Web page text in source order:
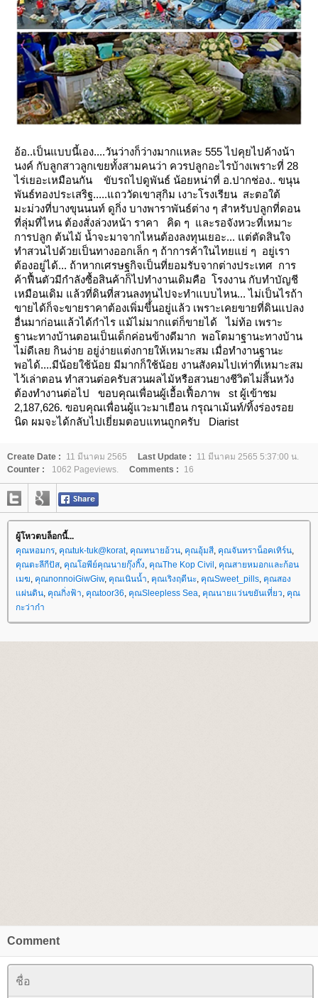
อ้อ..เป็นแบบนี้เอง....วันว่างก็ว่างมากแหละ 555 ไปคุยไปค้างน้า
นงค์ กับลูกสาวลูกเขยทั้งสามคนว่า ควรปลูกอะไรบ้างเพราะที่ 28
ไร่เยอะเหมือนกัน
ขับรถไปดูพันธ์ น้อยหน่าที่ อ.ปากช่อง.. ขนุน
พันธ์ทองประเสริฐ.....แถววัดเขาสุกิม เงาะโรงเรียน สะตอใต้
มะม่วงที่บางขุนนนท์ ดูกิ่ง บางพาราพันธ์ต่าง ๆ สำหรับปลูกที่ดอน
ที่ลุ่มที่ไหน ต้องสั่งล่วงหน้า ราคา
คิด ๆ และรอจังหวะที่เหมาะ
การปลูก ต้นไม้ น้ำจะมาจากไหนต้องลงทุนเยอะ... แต่ตัดสินใจ
ทำสวนไปด้วยเป็นทางออกเล็ก ๆ ถ้าการค้าในไทยแย่ ๆ อยู่เรา
ต้องอยู่ได้... ถ้าหากเศรษฐกิจเป็นที่ยอมรับจากต่างประเทศ การ
ค้าฟื้นตัวมีกำลังซื้อสินค้าก็ไปทำงานเดิมคือ โรงงาน กับทำบัญชี
เหมือนเดิม ล้วที่ดินที่สวนลงทุนไปจะทำแบบไหน... ไม่เป็นไรถ้า
ขายได้ก็จะขายราคาต้องเพิ่มขึ้นอยู่แล้ว เพราะเคยขายที่ดินแปลง
อื่นมาก่อนแล้วได้กำไร แม้ไม่มากแต่ก็ขายได้
ไม่ท้อ เพราะ
ฐานะทางบ้านตอนเป็นเด็กค่อนข้างดีมาก พอโตมาฐานะทางบ้าน
ไม่ดีเลย กินง่าย อยู่ง่ายแต่งกายให้เหมาะสม เมื่อทำงานฐานะ
พอได้....มีน้อยใช้น้อย มีมากก็ใช้น้อย งานสังคมไปเท่าที่เหมาะสม
ไว้เล่าตอน ทำสวนต่อครับสวนผลไม้หรือสวนยางชีวิตไม่สิ้นหวัง
ต้องทำงานต่อไป
ขอบคุณเพื่อนผู้เอื้อเฟื้อภาพ
st ผู้เข้าชม
2,187,626. ขอบคุณเพื่อนผู้แวะมาเยือน กรุณาเม้นท์/ทิ้งร่องรอ
นิด ผมจะได้กลับไปเยี่ยมตอบแทนถูกครับ
Diarist
Create Date : 11 มีนาคม 2565 Last Update :
11 มีนาคม 2565 5:37:00 น.
Counter :
1062 Pageviews. Comments : 16
ผู้โหวตบล็อกนี้...
คุณหอมกร, คุณtuk-tuk@korat, คุณทนายอ้วน, คุณอุ้มสี, คุณจันทราน็อคเทิร์น,
คุณตะลีกีปัส, คุณโอพีย์คุณนายกุ๊งกิ๊ง, คุณThe Kop Civil , คุณสายหมอกและก้อน
เมฆ, คุณnonnoiGiwGiw, คุณเนินน้ำ, คุณเริงฤดีนะ, คุณSweet_pills, คุณสอง
ผ่นดิน, คุณกิ่งฟ้า, คุณtoor36, คุณSleepless Sea, คุณนายแว่นขยันเที่ยว, คุณ
กะว่าก๋า
Comment